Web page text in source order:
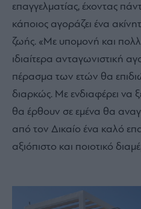
επαγγελματίας, έχοντας
κάποιος αγοράζει ένα
ζωής. «Με υπομονή και
ιδιαίτερα ανταγωνιστική
πέρασμα των ετών θα
διαρκώς. Με ενδιαφέρει να
θα έρθουν σε εμένα θα
από τον Δικαίο ένα καλό
αξιόπιστο και ποιοτικό